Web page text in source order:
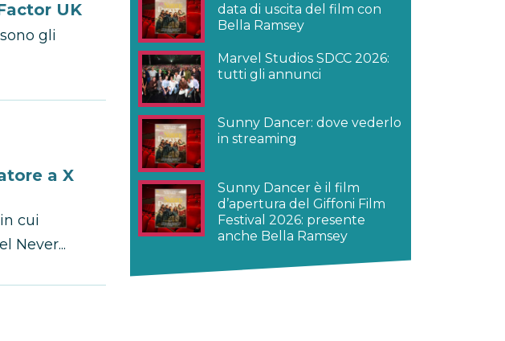
UK
gli
a X
cui
Never...
data di uscita del film con
Bella Ramsey
Marvel Studios SDCC 2026:
tutti gli annunci
Sunny Dancer: dove vederlo
in streaming
Sunny Dancer è il film
d’apertura del Giffoni Film
Festival 2026: presente
anche Bella Ramsey